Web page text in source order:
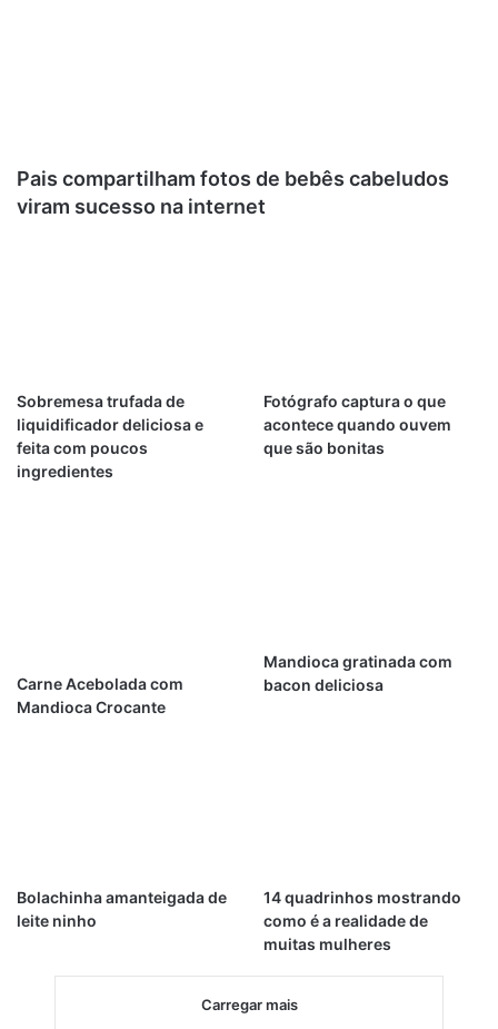
Pais compartilham fotos de bebês cabeludos
viram sucesso na internet
Sobremesa trufada de
liquidificador deliciosa e
feita com poucos
ingredientes
Fotógrafo captura o que
acontece quando ouvem
que são bonitas
Carne Acebolada com
Mandioca Crocante
Mandioca gratinada com
bacon deliciosa
Bolachinha amanteigada de
leite ninho
14 quadrinhos mostrando
como é a realidade de
muitas mulheres
Carregar mais